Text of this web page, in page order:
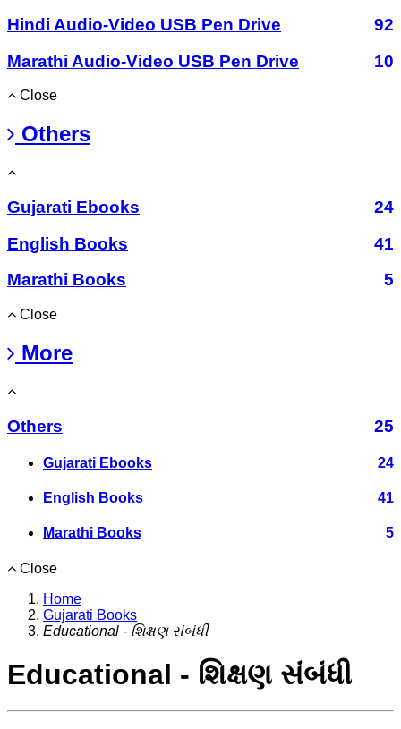
Hindi Audio-Video USB Pen Drive
92
Marathi Audio-Video USB Pen Drive
10
Close
Others
Gujarati Ebooks
24
English Books
41
Marathi Books
5
Close
More
Others 25
Gujarati Ebooks 24
English Books 41
Marathi Books 5
Close
Home
Gujarati Books
Educational - શિક્ષણ સંબંધી
Educational - શિક્ષણ સંબંધી